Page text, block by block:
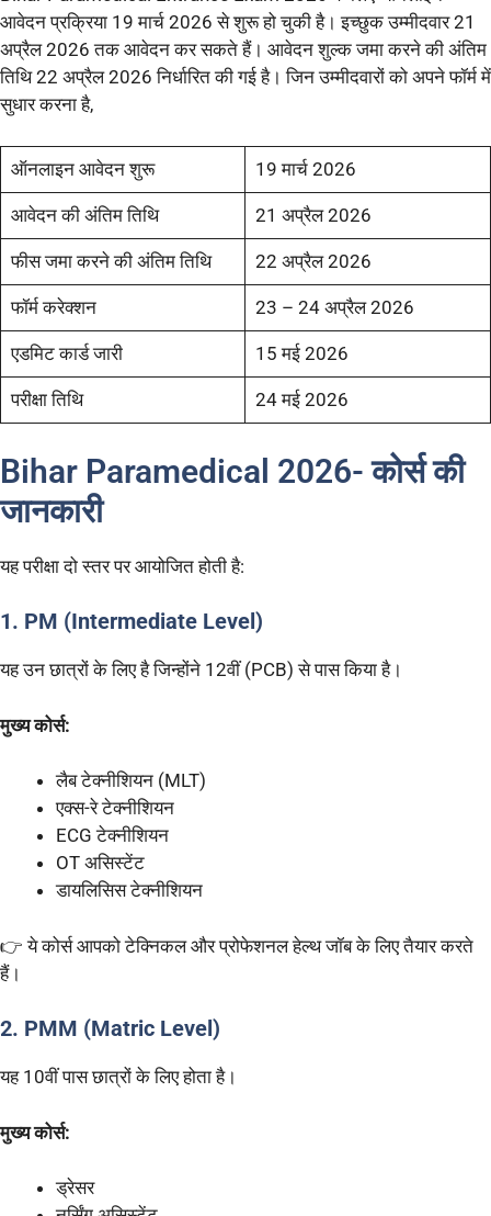
आवेदन प्रक्रिया 19 मार्च 2026 से शुरू हो चुकी है। इच्छुक उम्मीदवार 21
अप्रैल 2026 तक आवेदन कर सकते हैं। आवेदन शुल्क जमा करने की अंतिम
तिथि 22 अप्रैल 2026 निर्धारित की गई है। जिन उम्मीदवारों को अपने फॉर्म में
सुधार करना है,
ऑनलाइन आवेदन शुरू 19 मार्च 2026
आवेदन की अंतिम तिथि 21 अप्रैल 2026
फीस जमा करने की अंतिम तिथि 22 अप्रैल 2026
फॉर्म करेक्शन 23 – 24 अप्रैल 2026
एडमिट कार्ड जारी 15 मई 2026
परीक्षा तिथि 24 मई 2026
Bihar Paramedical 2026- कोर्स की
जानकारी
यह परीक्षा दो स्तर पर आयोजित होती है:
1. PM (Intermediate Level)
यह उन छात्रों के लिए है जिन्होंने 12वीं (PCB) से पास किया है।
मुख्य कोर्स:
लैब टेक्नीशियन (MLT)
एक्स-रे टेक्नीशियन
ECG टेक्नीशियन
OT असिस्टेंट
डायलिसिस टेक्नीशियन
👉 ये कोर्स आपको टेक्निकल और प्रोफेशनल हेल्थ जॉब के लिए तैयार करते
हैं।
2. PMM (Matric Level)
यह 10वीं पास छात्रों के लिए होता है।
मुख्य कोर्स:
ड्रेसर